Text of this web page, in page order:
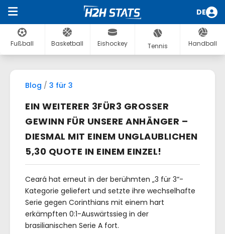
DE
Fußball Basketball Eishockey Tennis Handball
Blog / 3 für 3
EIN WEITERER 3FÜR3 GROSSER G
EWINN FÜR UNSERE ANHÄNGER – D
IESMAL MIT EINEM UNGLAUBLICHEN 5
,30 QUOTE IN EINEM EINZEL!
Ceará hat erneut in der berühmten „3 für 3“-
Kategorie geliefert und setzte ihre wechselhafte
Serie gegen Corinthians mit einem hart
erkämpften 0:1-Auswärtssieg in der
brasilianischen Serie A fort.